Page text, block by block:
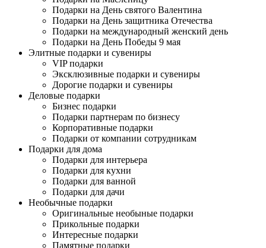
Подарки на День святого Валентина
Подарки на День защитника Отечества
Подарки на международный женский день
Подарки на День Победы 9 мая
Элитные подарки и сувениры
VIP подарки
Эксклюзивные подарки и сувениры
Дорогие подарки и сувениры
Деловые подарки
Бизнес подарки
Подарки партнерам по бизнесу
Корпоративные подарки
Подарки от компании сотрудникам
Подарки для дома
Подарки для интерьера
Подарки для кухни
Подарки для ванной
Подарки для дачи
Необычные подарки
Оригинальные необыные подарки
Прикольные подарки
Интересные подарки
Памятные подарки